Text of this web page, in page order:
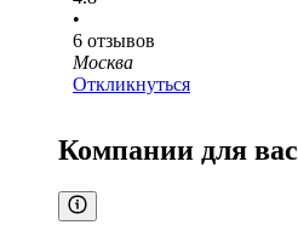
•
6 отзывов
Москва
Откликнуться
Компании для вас